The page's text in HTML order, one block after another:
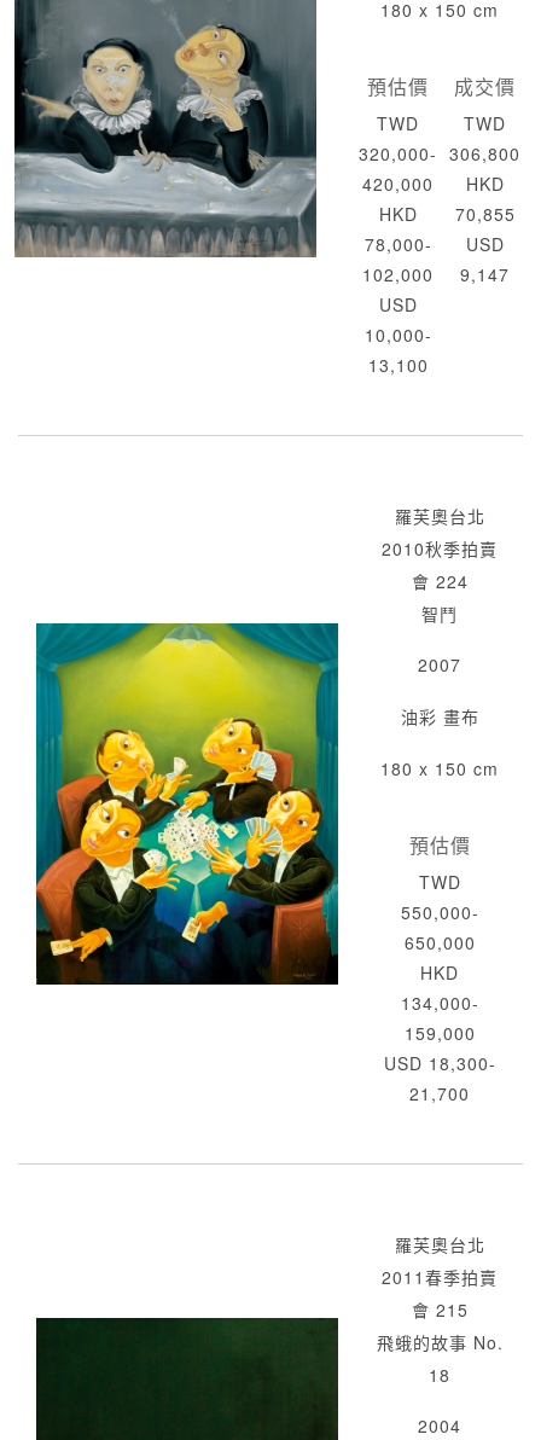
180 x 150 cm
預估價
TWD
320,000-
420,000
HKD
78,000-
102,000
USD
10,000-
13,100
成交價
TWD
306,800
HKD
70,855
USD
9,147
羅芙奧台北
2010秋季拍賣
會 224
智鬥
2007
油彩 畫布
180 x 150 cm
預估價
TWD
550,000-
650,000
HKD
134,000-
159,000
USD 18,300-
21,700
羅芙奧台北
2011春季拍賣
會 215
飛蛾的故事 No.
18
2004